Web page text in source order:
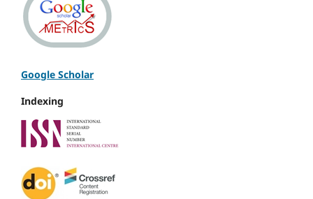
Google Scholar
Indexing